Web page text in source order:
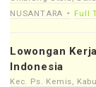
NUSANTARA
Full
Lowongan
Indonesia
Kec. Ps. Kemis,